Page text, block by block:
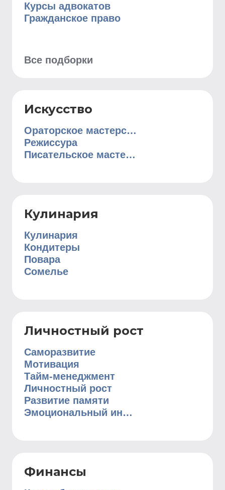
Курсы адвокатов
Гражданское право
Все подборки
Искусство
Ораторское мастерство
Режиссура
Писательское мастерство
Кулинария
Кулинария
Кондитеры
Повара
Сомелье
Личностный рост
Саморазвитие
Мотивация
Тайм-менеджмент
Личностный рост
Развитие памяти
Эмоциональный интеллект
Финансы